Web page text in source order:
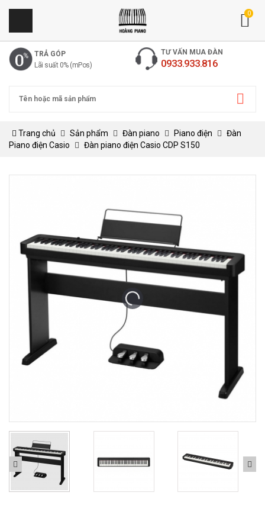
0
TRẢ GÓP
Lãi suất 0% (mPos)
TƯ VẤN MUA ĐÀN
0933.933.816
Trang chủ Sản phẩm Đàn piano Piano điện
Đàn
Piano điện Casio
Đàn piano điện Casio CDP S150